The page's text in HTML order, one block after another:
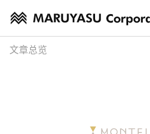
文章总览